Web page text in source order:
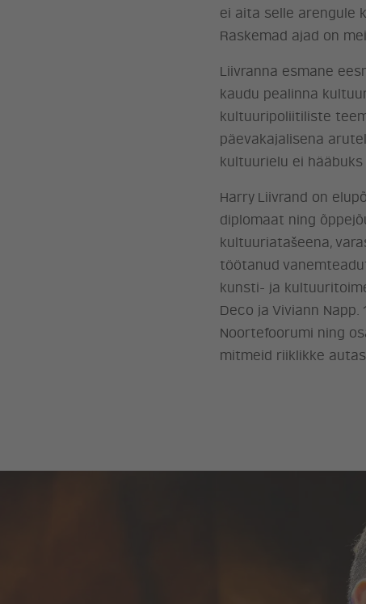
ei aita selle arengule
Raskemad ajad on
Liivranna esmane
kaudu pealinna
kultuuripoliitiliste
päevakajalisena
kultuurielu ei
Harry Liivrand on
diplomaat ning
kultuuriatašeena,
töötanud
kunsti- ja
Deco ja Viviann
Noortefoorumi ning
mitmeid riiklikke